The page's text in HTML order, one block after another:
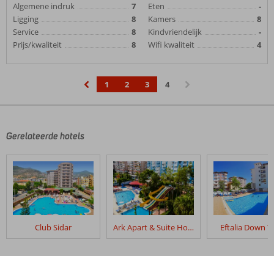
Algemene indruk
7
Ligging
8
Service
8
Prijs/kwaliteit
8
Eten
-
Kamers
8
Kindvriendelijk
-
Wifi kwaliteit
4
1 2 3
4
Gerelateerde hotels
Club Sidar Ark Apart & Suite Hotel Eftalia Down